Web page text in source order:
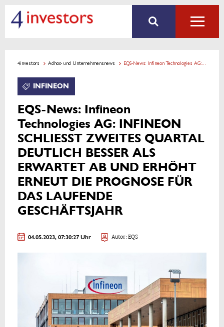
4investors Adhoc- und Unternehmensnews EQS-News: Infineon Technologies AG: INFINEON SCHLIESST ZWEITES QUARTAL DEUTLICH BESSER ALS ERWARTET AB UND ERHÖHT ERNEUT DIE PROGNOSE FÜR DAS LAUFENDE GESCHÄFTSJAHR
INFINEON
EQS-News: Infineon
Technologies AG: INFINEON
SCHLIESST ZWEITES QUARTAL
DEUTLICH BESSER ALS
ERWARTET AB UND ERHÖHT
ERNEUT DIE PROGNOSE FÜR
DAS LAUFENDE
GESCHÄFTSJAHR
04.05.2023, 07:30:27 Uhr Autor: EQS